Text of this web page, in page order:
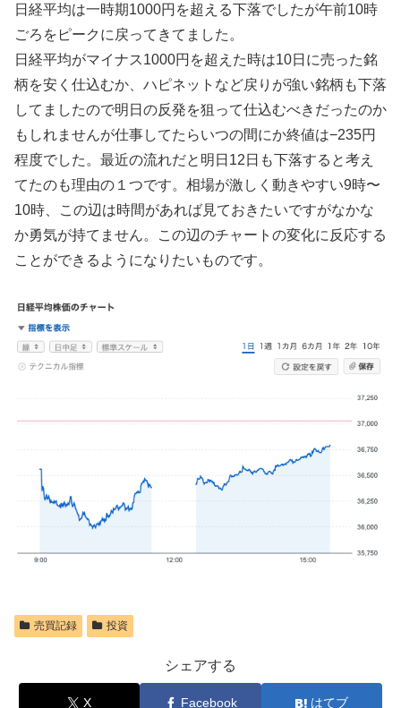
日経平均は一時期1000円を超える下落でしたが午前10時
ごろをピークに戻ってきてました。
日経平均がマイナス1000円を超えた時は10日に売った銘
柄を安く仕込むか、ハピネットなど戻りが強い銘柄も下落
してましたので明日の反発を狙って仕込むべきだったのか
もしれませんが仕事してたらいつの間にか終値は−235円
程度でした。最近の流れだと明日12日も下落すると考え
てたのも理由の１つです。相場が激しく動きやすい9時〜
10時、この辺は時間があれば見ておきたいですがなかな
か勇気が持てません。この辺のチャートの変化に反応する
ことができるようになりたいものです。
売買記録 投資
シェアする
X Facebook はてブ